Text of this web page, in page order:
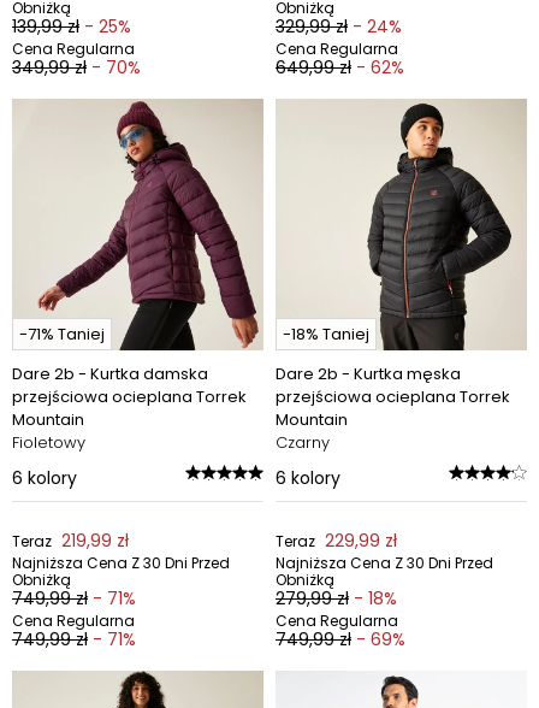
Obniżką
139,99 zł - 25%
Cena Regularna
349,99 zł - 70%
Obniżką
329,99 zł - 24%
Cena Regularna
649,99 zł - 62%
-71% Taniej
Dare 2b - Kurtka damska
przejściowa ocieplana Torrek
Mountain
Fioletowy
6 kolory
Teraz 219,99 zł
Najniższa Cena Z 30 Dni Przed
Obniżką
749,99 zł - 71%
Cena Regularna
749,99 zł - 71%
-18% Taniej
Dare 2b - Kurtka męska
przejściowa ocieplana Torrek
Mountain
Czarny
6 kolory
Teraz 229,99 zł
Najniższa Cena Z 30 Dni Przed
Obniżką
279,99 zł - 18%
Cena Regularna
749,99 zł - 69%